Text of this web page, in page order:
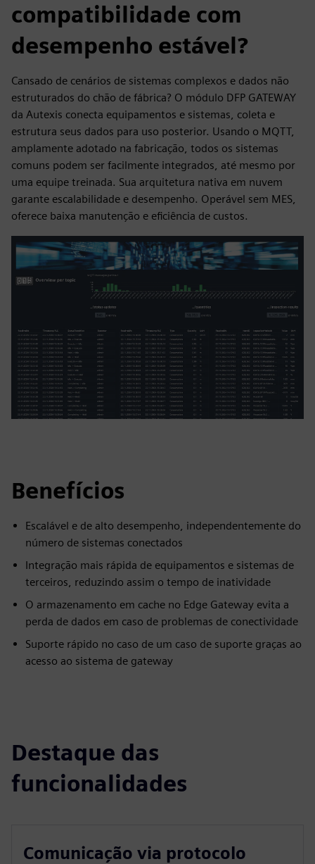
compatibilidade com
desempenho estável?
Cansado de cenários de sistemas complexos e dados não
estruturados do chão de fábrica? O módulo DFP GATEWAY
da Autexis conecta equipamentos e sistemas, coleta e
estrutura seus dados para uso posterior. Usando o MQTT,
amplamente adotado na fabricação, todos os sistemas
comuns podem ser facilmente integrados, até mesmo por
uma equipe treinada. Sua arquitetura nativa em nuvem
garante escalabilidade e desempenho. Operável sem MES,
oferece baixa manutenção e eficiência de custos.
Benefícios
Escalável e de alto desempenho, independentemente do
número de sistemas conectados
Integração mais rápida de equipamentos e sistemas de
terceiros, reduzindo assim o tempo de inatividade
O armazenamento em cache no Edge Gateway evita a
perda de dados em caso de problemas de conectividade
Suporte rápido no caso de um caso de suporte graças ao
acesso ao sistema de gateway
Destaque das
funcionalidades
Comunicação via protocolo